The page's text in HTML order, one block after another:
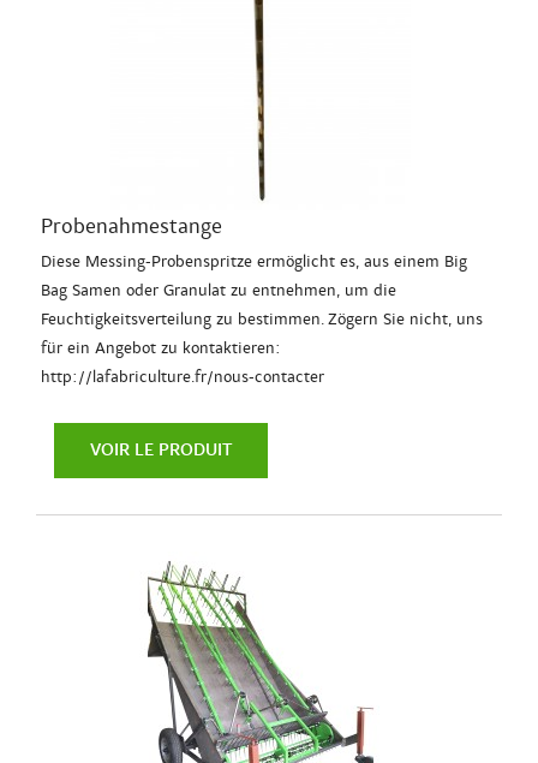
Probenahmestange
Diese Messing-Probenspritze ermöglicht es, aus einem Big
Bag Samen oder Granulat zu entnehmen, um die
Feuchtigkeitsverteilung zu bestimmen. Zögern Sie nicht, uns
für ein Angebot zu kontaktieren:
http://lafabriculture.fr/nous-contacter
VOIR LE PRODUIT